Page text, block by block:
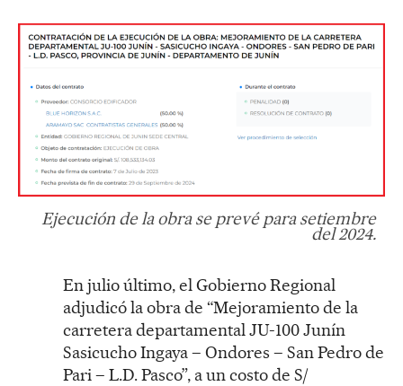
Ejecución de la obra se prevé para setiembre
del 2024.
En julio último, el Gobierno Regional
adjudicó la obra de “Mejoramiento de la
carretera departamental JU-100 Junín
Sasicucho Ingaya – Ondores – San Pedro de
Pari – L.D. Pasco”, a un costo de S/